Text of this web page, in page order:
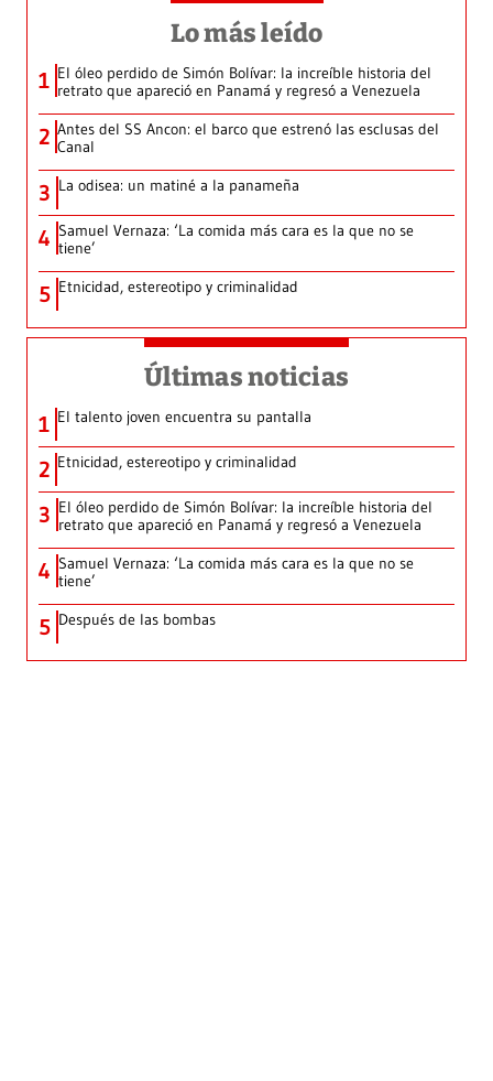
Lo más leído
1 El óleo perdido de Simón Bolívar: la increíble historia del
retrato que apareció en Panamá y regresó a Venezuela
2 Antes del SS Ancon: el barco que estrenó las esclusas del
Canal
3 La odisea: un matiné a la panameña
4 Samuel Vernaza: ‘La comida más cara es la que no se
tiene’
5 Etnicidad, estereotipo y criminalidad
Últimas noticias
1 El talento joven encuentra su pantalla​
2 Etnicidad, estereotipo y criminalidad
3 El óleo perdido de Simón Bolívar: la increíble historia del
retrato que apareció en Panamá y regresó a Venezuela
4 Samuel Vernaza: ‘La comida más cara es la que no se
tiene’
5 Después de las bombas